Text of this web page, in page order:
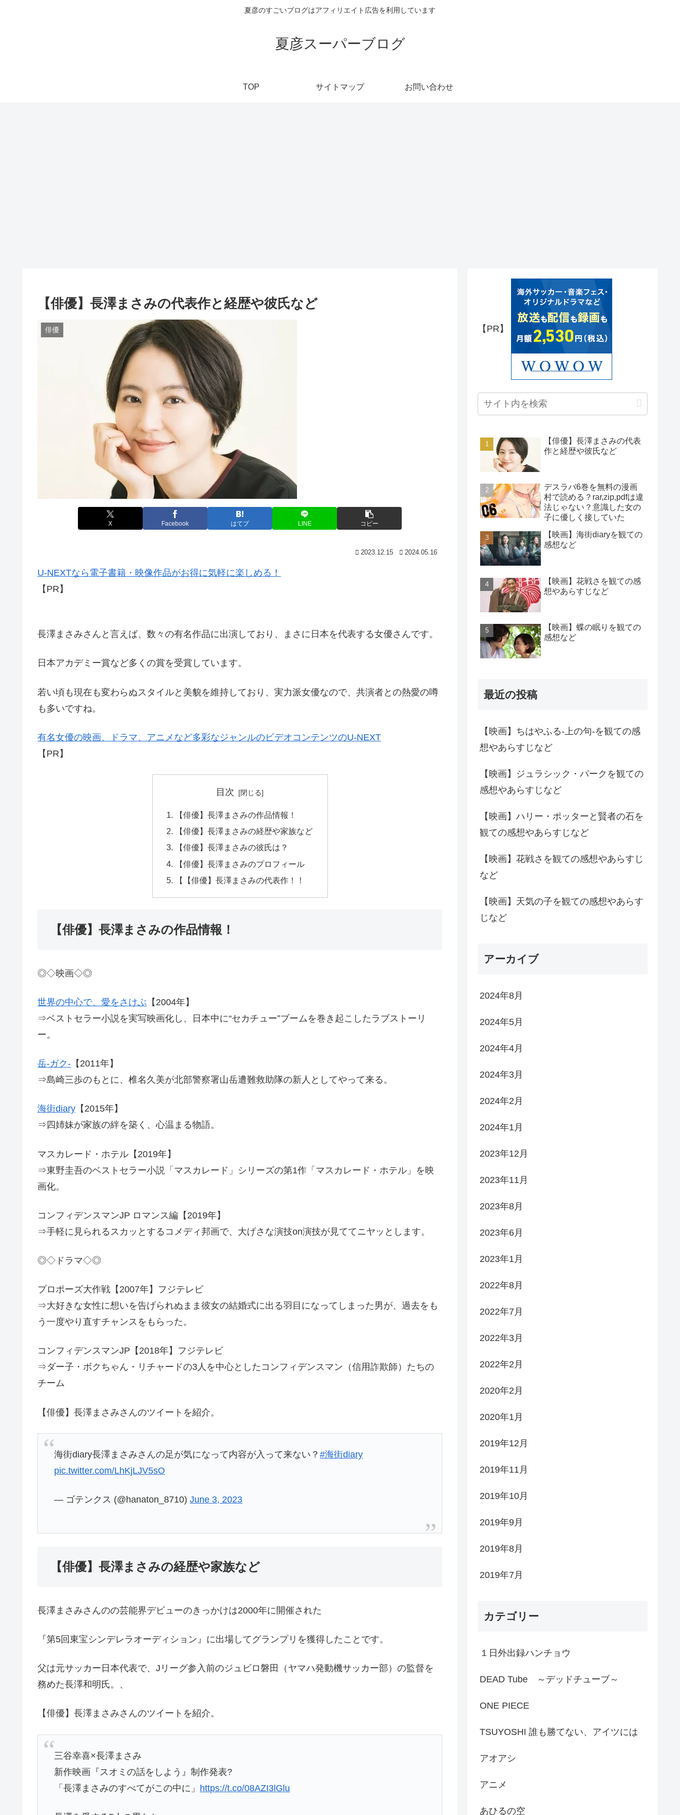
夏彦のすごいブログはアフィリエイト広告を利用しています
夏彦スーパーブログ
TOP サイトマップ お問い合わせ
【俳優】長澤まさみの代表作と経歴や彼氏など
俳優
X Facebook はてブ LINE コピー
2023.12.15 2024.05.16
U-NEXTなら電子書籍・映像作品がお得に気軽に楽しめる！
【PR】
長澤まさみさんと言えば、数々の有名作品に出演しており、まさに日本を代表する女優さんです。
日本アカデミー賞など多くの賞を受賞しています。
若い頃も現在も変わらぬスタイルと美貌を維持しており、実力派女優なので、共演者との熱愛の噂
も多いですね。
有名女優の映画、ドラマ、アニメなど多彩なジャンルのビデオコンテンツのU-NEXT
【PR】
目次
【俳優】長澤まさみの作品情報！
【俳優】長澤まさみの経歴や家族など
【俳優】長澤まさみの彼氏は？
【俳優】長澤まさみのプロフィール
【【俳優】長澤まさみの代表作！！
【俳優】長澤まさみの作品情報！
◎◇映画◇◎
世界の中心で、愛をさけぶ 【2004年】
⇒ベストセラー小説を実写映画化し、日本中に“セカチュー”ブームを巻き起こしたラブストーリ
ー。
岳-ガク- 【2011年】
⇒島崎三歩のもとに、椎名久美が北部警察署山岳遭難救助隊の新人としてやって来る。
海街diary 【2015年】
⇒四姉妹が家族の絆を築く、心温まる物語。
マスカレード・ホテル【2019年】
⇒東野圭吾のベストセラー小説「マスカレード」シリーズの第1作「マスカレード・ホテル」を映
画化。
コンフィデンスマンJP ロマンス編【2019年】
⇒手軽に見られるスカッとするコメディ邦画で、大げさな演技on演技が見ててニヤッとします。
◎◇ドラマ◇◎
プロポーズ大作戦【2007年】フジテレビ
⇒大好きな女性に想いを告げられぬまま彼女の結婚式に出る羽目になってしまった男が、過去をも
う一度やり直すチャンスをもらった。
コンフィデンスマンJP【2018年】フジテレビ
⇒ダー子・ボクちゃん・リチャードの3人を中心としたコンフィデンスマン（信用詐欺師）たちの
チーム
【俳優】長澤まさみさんのツイートを紹介。
海街diary長澤まさみさんの足が気になって内容が入って来ない？#海街diary
pic.twitter.com/LhKjLJV5sO
— ゴテンクス (@hanaton_8710)June 3, 2023
【俳優】長澤まさみの経歴や家族など
長澤まさみさんのの芸能界デビューのきっかけは2000年に開催された
『第5回東宝シンデレラオーディション』に出場してグランプリを獲得したことです。
父は元サッカー日本代表で、Jリーグ参入前のジュビロ磐田（ヤマハ発動機サッカー部）の監督を
務めた長澤和明氏。、
【俳優】長澤まさみさんのツイートを紹介。
三谷幸喜×長澤まさみ
新作映画『スオミの話をしよう』制作発表?
「長澤まさみのすべてがこの中に」 https://t.co/08AZI3lGlu
【PR】
【俳優】長澤まさみの代表
作と経歴や彼氏など
デスラバ6巻を無料の漫画
村で読める？rar,zip,pdfは違
法じゃない？意識した女の
子に優しく接していた
【映画】海街diaryを観ての
感想など
【映画】花戦さを観ての感
想やあらすじなど
【映画】蝶の眠りを観ての
感想など
最近の投稿
【映画】ちはやふる-上の句-を観ての感
想やあらすじなど
【映画】ジュラシック・パークを観ての
感想やあらすじなど
【映画】ハリー・ポッターと賢者の石を
観ての感想やあらすじなど
【映画】花戦さを観ての感想やあらすじ
など
【映画】天気の子を観ての感想やあらす
じなど
アーカイブ
2024年8月
2024年5月
2024年4月
2024年3月
2024年2月
2024年1月
2023年12月
2023年11月
2023年8月
2023年6月
2023年1月
2022年8月
2022年7月
2022年3月
2022年2月
2020年2月
2020年1月
2019年12月
2019年11月
2019年10月
2019年9月
2019年8月
2019年7月
カテゴリー
１日外出録ハンチョウ
DEAD Tube ～デッドチューブ～
ONE PIECE
TSUYOSHI 誰も勝てない、アイツには
アオアシ
アニメ
あひるの空